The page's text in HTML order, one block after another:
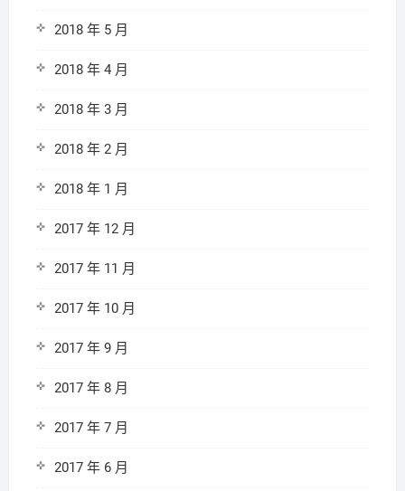
2018 年 5 月
2018 年 4 月
2018 年 3 月
2018 年 2 月
2018 年 1 月
2017 年 12 月
2017 年 11 月
2017 年 10 月
2017 年 9 月
2017 年 8 月
2017 年 7 月
2017 年 6 月